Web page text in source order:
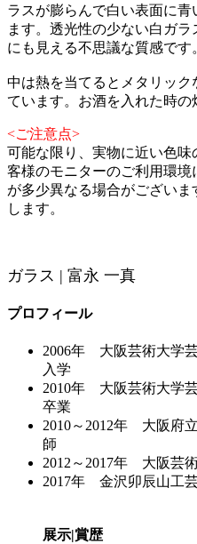
ラスが膨らんで白い表面に
ます。透光性の少ない白ガ
にも見える不思議な質感です
中は熱を当てるとメタリッ
ています。お酒を入れた時の
<ご注意点>
可能な限り、実物に近い色
客様のモニターのご利用環
が多少異なる場合がござい
します。
ガラス | 富永 一真
プロフィール
2006年 大阪芸術大学
入学
2010年 大阪芸術大学
卒業
2010～2012年 大阪府
師
2012～2017年 大阪芸
2017年 金沢卯辰山工
展示|賞歴